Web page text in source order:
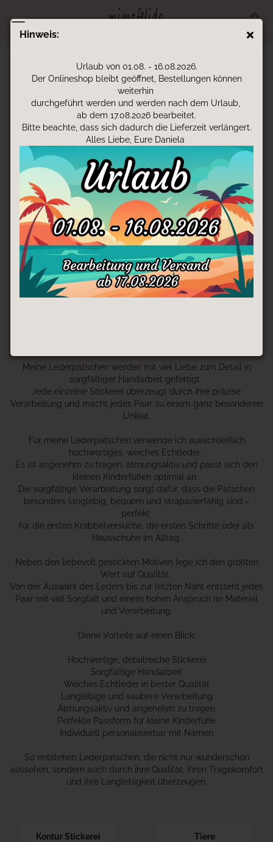
Hinweis:
Urlaub von 01.08. - 16.08.2026.
Der Onlineshop bleibt geöffnet, Bestellungen können
weiterhin
durchgeführt werden und werden nach dem Urlaub,
ab dem 17.08.2026 bearbeitet.
Bitte beachte, dass sich dadurch die Lieferzeit verlängert.
Alles Liebe, Eure Daniela
LEDERPATSCHEN /
LEDERPUSCHEN
LEDERPATSCHEN / LEDERPUSCHEN
handgemacht aus Österreich
rutschhemmende Sohle
atmungsaktiv
elastische Passform - gibt dem Kind ein Barfußgefühl, welches
wichtig für die gesunde Fußentwicklung ist.
Der perfekte Begleiter zum Krabbeln, für die 1. Schritte sowie
als Haus- und Kindergartenschuh!
Du hast dein Wunschmotiv nicht gefunden?
Melde dichund wir erstellen
gemeinsam, die für dich passenden Lederpatschen /
Lederpuschen.
Meine Lederpatschen werden mit viel Liebe zum Detail in
sorgfältiger Handarbeit gefertigt.
Jede einzelne Stickerei überzeugt durch ihre präzise
Verarbeitung und macht jedes Paar zu einem ganz besonderen
Unikat.
Für meine Lederpatschen verwende ich ausschließlich
hochwertiges, weiches Echtleder.
Es ist angenehm zu tragen, atmungsaktiv und passt sich den
kleinen Kinderfüßen optimal an.
Die sorgfältige Verarbeitung sorgt dafür, dass die Patschen
besonders langlebig, bequem und strapazierfähig sind –
perfekt
für die ersten Krabbelversuche, die ersten Schritte oder als
Hausschuhe im Alltag.
Neben den liebevoll gestickten Motiven lege ich den größten
Wert auf Qualität.
Von der Auswahl des Leders bis zur letzten Naht entsteht jedes
Paar mit viel Sorgfalt und einem hohen Anspruch an Material
und Verarbeitung.
Deine Vorteile auf einen Blick:
Hochwertige, detailreiche Stickerei
Sorgfältige Handarbeit
Weiches Echtleder in bester Qualität
Langlebige und saubere Verarbeitung
Atmungsaktiv und angenehm zu tragen
Perfekte Passform für kleine Kinderfüße
Individuell personalisierbar mit Namen
So entstehen Lederpatschen, die nicht nur wunderschön
aussehen, sondern auch durch ihre Qualität, ihren Tragekomfort
und ihre Langlebigkeit überzeugen.
Kontur Stickerei Tiere